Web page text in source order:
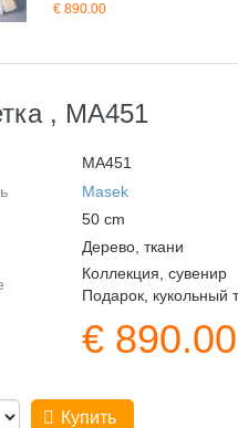
€ 890.00
, MA451
MA451
Masek
50 cm
Дерево, ткани
Коллекция, сувенир
Подарок, кукольный
€ 890.00
Купить